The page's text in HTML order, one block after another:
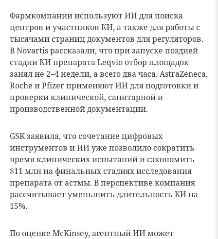
Фармкомпании используют ИИ для поиска
центров и участников КИ, а также для работы с
тысячами страниц документов для регуляторов.
В Novartis рассказали, что при запуске поздней
стадии КИ препарата Leqvio отбор площадок
занял не 2–4 недели, а всего два часа. AstraZeneca,
Roche и Pfizer применяют ИИ для подготовки и
проверки клинической, санитарной и
производственной документации.
GSK заявила, что сочетание цифровых
инструментов и ИИ уже позволило сократить
время клинических испытаний и сэкономить
$11 млн на финальных стадиях исследования
препарата от астмы. В перспективе компания
рассчитывает уменьшить длительность КИ на
15%.
По оценке McKinsey, агентный ИИ может